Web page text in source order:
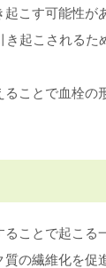
こす可能性が
起こされるた
ことで血栓の
ことで起こる
の繊維化を促